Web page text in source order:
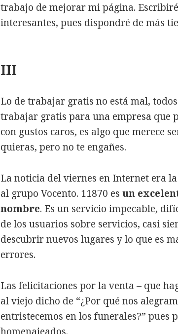
trabajo de mejorar mi página.
interesantes, pues dispondré de más
III
Lo de trabajar gratis no está mal, todos
trabajar gratis para una empresa que
con gustos caros, es algo que merece
quieras, pero no te engañes.
La noticia del viernes en Internet era
al grupo Vocento. 11870 esun
nombre. Es un servicio impecable,
de los usuarios sobre servicios, casi
descubrir nuevos lugares y lo que es
errores.
Las felicitaciones por la venta – que
al viejo dicho de “¿Por qué nos
entristecemos en los funerales?” pues